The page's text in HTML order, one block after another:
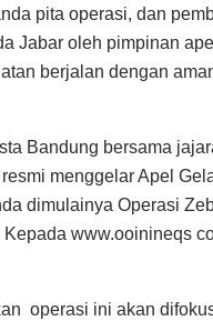
pita operasi, dan
Jabar oleh pimpinan
berjalan dengan
Bandung bersama
menggelar Apel
dimulainya Operasi
Kepada www.ooinineqs
operasi ini akan